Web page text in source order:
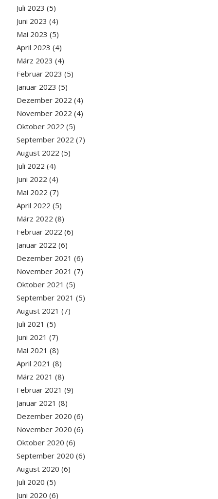
Juli 2023 (5)
Juni 2023 (4)
Mai 2023 (5)
April 2023 (4)
März 2023 (4)
Februar 2023 (5)
Januar 2023 (5)
Dezember 2022 (4)
November 2022 (4)
Oktober 2022 (5)
September 2022 (7)
August 2022 (5)
Juli 2022 (4)
Juni 2022 (4)
Mai 2022 (7)
April 2022 (5)
März 2022 (8)
Februar 2022 (6)
Januar 2022 (6)
Dezember 2021 (6)
November 2021 (7)
Oktober 2021 (5)
September 2021 (5)
August 2021 (7)
Juli 2021 (5)
Juni 2021 (7)
Mai 2021 (8)
April 2021 (8)
März 2021 (8)
Februar 2021 (9)
Januar 2021 (8)
Dezember 2020 (6)
November 2020 (6)
Oktober 2020 (6)
September 2020 (6)
August 2020 (6)
Juli 2020 (5)
Juni 2020 (6)